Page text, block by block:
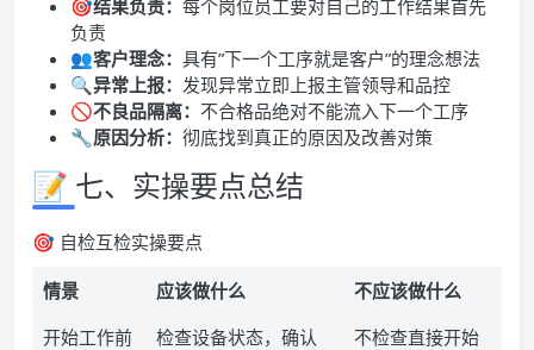
🎯结果负责： 每个岗位员工要对自己的工作结果首先
负责
👥客户理念： 具有”下一个工序就是客户”的理念想法
🔍异常上报： 发现异常立即上报主管领导和品控
🚫不良品隔离： 不合格品绝对不能流入下一个工序
🔧原因分析： 彻底找到真正的原因及改善对策
📝 七、实操要点总结
🎯 自检互检实操要点
情景 应该做什么
不应该做什么
开始工作前
检查设备状态，确认
不检查直接开始